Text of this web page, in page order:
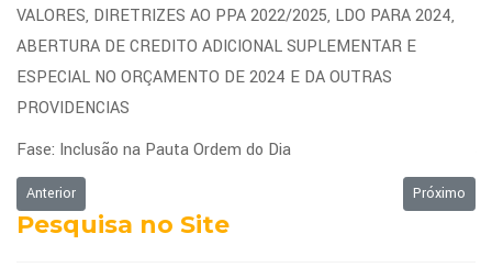
VALORES, DIRETRIZES AO PPA 2022/2025, LDO PARA 2024,
ABERTURA DE CREDITO ADICIONAL SUPLEMENTAR E
ESPECIAL NO ORÇAMENTO DE 2024 E DA OUTRAS
PROVIDENCIAS
Fase: Inclusão na Pauta Ordem do Dia
Artigo anterior: Ordem do Dia - 16/12/2024
Anterior Próximo
Próximo
Pesquisa no Site